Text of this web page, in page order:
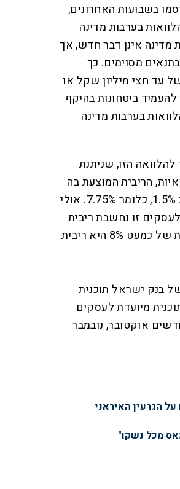
בשבועות האחרונים,
בערבות מדינה
מדינה אינן דבר חדש, אך
מסוימים. כך
עד חצי מיליון שקל או
להעמיד ביטחונות בהיקף
מההלוואה (לעומת ביטחונות של 15% בהלוואות בערבות מדינה
הזו, שניתנת
הריבית המוצעת בה
ממש לא אטרקטיבית. מדובר בריבית פריים בתוספת 1.5%, כלומר 7.75%. אולי
זו נחשבת ריבית
טובה, אבל מעשית ממש לא מדובר באטרקציה. ריבית של כמעט 8% היא ריבית
בנק ישראל תוכנית
מיועדת לעסקים
לפחות 25% באחד מהחודשים אוקטובר, נובמבר
הגרעין האיראני
מכל נשקו"